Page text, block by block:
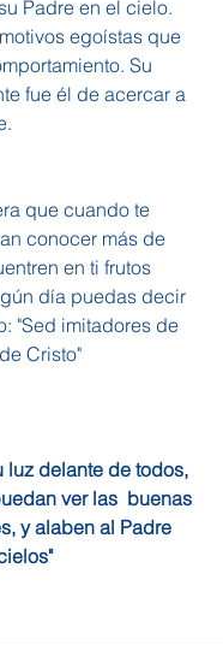
Padre en el cielo.
egoístas que
Su
fue él de acercar a
que cuando te
conocer más de
en ti frutos
día puedas decir
"Sed imitadores de
Cristo"
luz delante de todos,
ver las  buenas
y alaben al Padre